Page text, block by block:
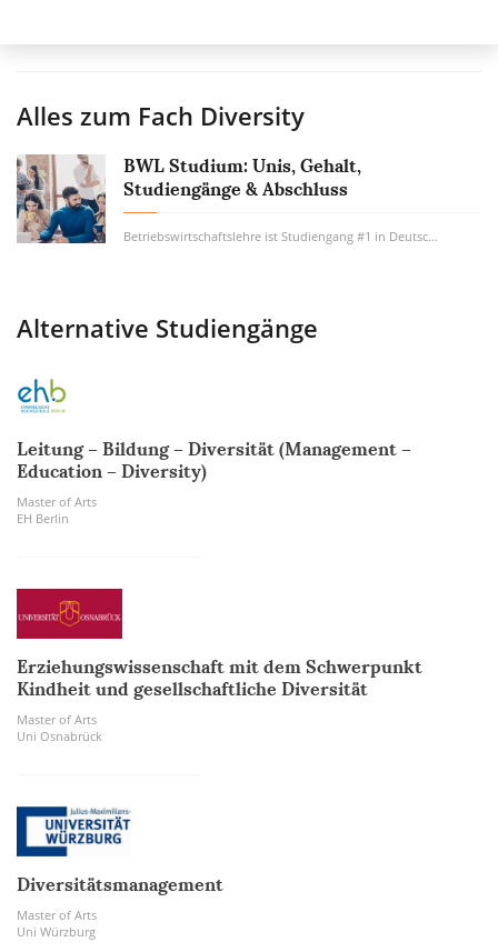
Alles zum Fach Diversity
BWL Studium: Unis, Gehalt,
Studiengänge & Abschluss
Betriebswirtschaftslehre ist Studiengang #1 in Deutschland. Wie viel Geld verdient man...
Alternative Studiengänge
Leitung – Bildung – Diversität (Management –
Education – Diversity)
Master of Arts
EH Berlin
Erziehungswissenschaft mit dem Schwerpunkt
Kindheit und gesellschaftliche Diversität
Master of Arts
Uni Osnabrück
Diversitätsmanagement
Master of Arts
Uni Würzburg